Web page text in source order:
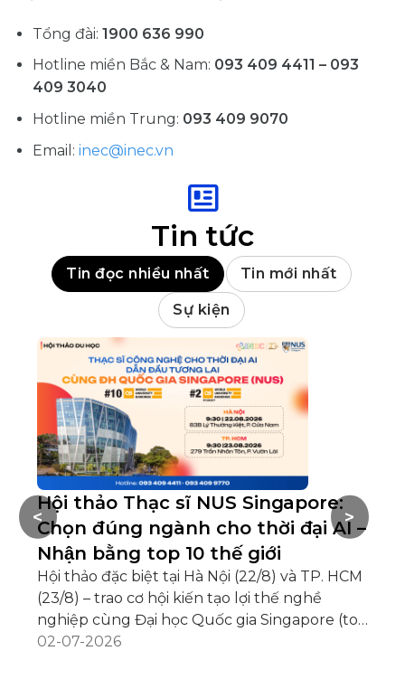
Tổng đài: 1900 636 990
Hotline miền Bắc & Nam: 093 409 4411 – 093
409 3040
Hotline miền Trung: 093 409 9070
Email: inec@inec.vn
Tin tức
Tin đọc nhiều nhất Tin mới nhất
Sự kiện
Hội thảo Thạc sĩ NUS Singapore:
Chọn đúng ngành cho thời đại AI –
Nhận bằng top 10 thế giới
Hội thảo đặc biệt tại Hà Nội (22/8) và TP. HCM
(23/8) – trao cơ hội kiến tạo lợi thế nghề
nghiệp cùng Đại học Quốc gia Singapore (top
10 thế giới, số 1 châu Á). AI đang thay đổi thị
02-07-2026
>
<